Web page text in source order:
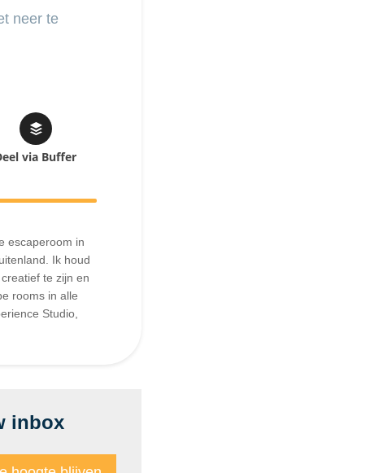
neer te
via Buffer
escaperoom in
Ik houd
te zijn en
rooms in alle
Studio,
inbox